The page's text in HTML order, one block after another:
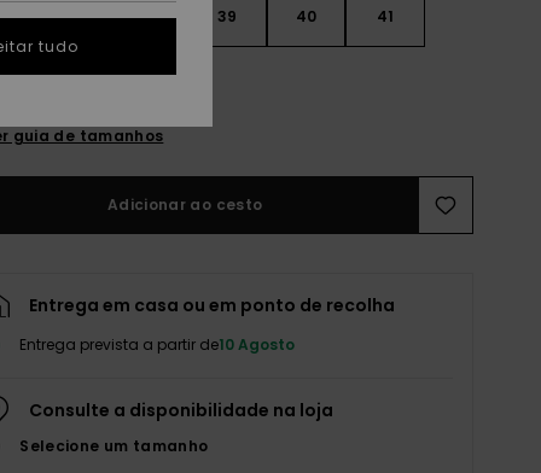
37 38 39 40 41
guia de tamanhos
Adicionar ao cesto
Entrega em casa ou em ponto de recolha
Entrega prevista a partir de10 Agosto
Consulte a disponibilidade na loja
Selecione um tamanho
tudo